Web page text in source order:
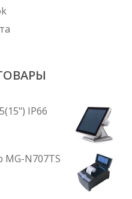
IP66
MG-N707TS